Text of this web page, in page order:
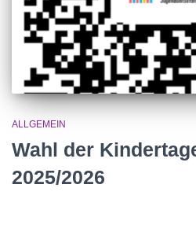
ALLGEMEIN
Wahl der
2025/2026